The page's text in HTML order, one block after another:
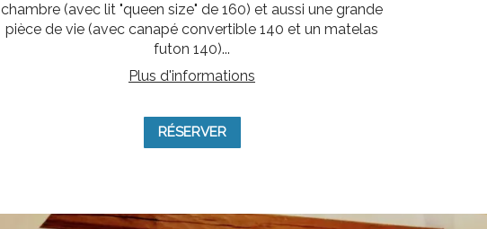
chambre (avec lit "queen size" de 160) et aussi une grande
pièce de vie (avec canapé convertible 140 et un matelas
futon 140)...
Plus d'informations
RÉSERVER